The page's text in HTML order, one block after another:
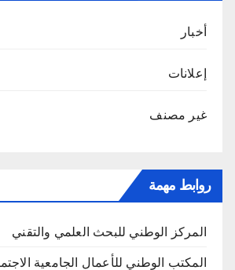
أخبار
إعلانات
غير مصنف
روابط مهمة
المركز الوطني للبحث العلمي والتقني
المكتب الوطني للأعمال الجامعية